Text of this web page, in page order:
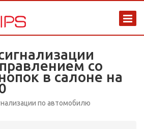
со
в салоне на
по автомобилю